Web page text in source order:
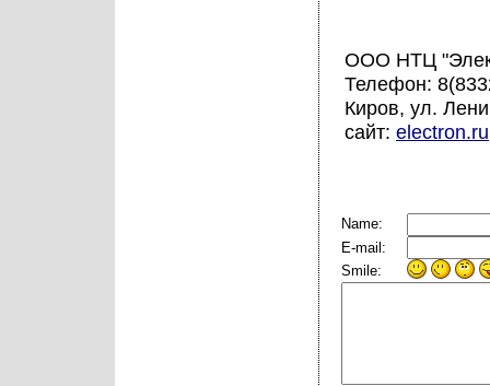
ООО НТЦ
Телефон:
Киров, ул.
сайт: electron.ru
Name:
E-mail:
Smile: